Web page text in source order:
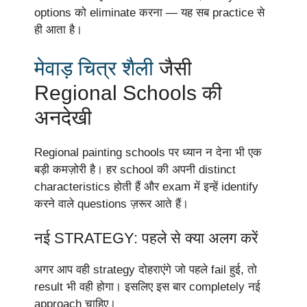
options को eliminate करना — यह सब practice से
ही आता है।
मेवाड़ चित्र शैली जैसी
Regional Schools की
अनदेखी
Regional painting schools पर ध्यान न देना भी एक
बड़ी कमज़ोरी है। हर school की अपनी distinct
characteristics होती हैं और exam में इन्हें identify
करने वाले questions ज़रूर आते हैं।
नई STRATEGY: पहले से क्या अलग करें
अगर आप वही strategy दोहराएंगे जो पहले fail हुई, तो
result भी वही होगा। इसलिए इस बार completely नई
approach चाहिए।